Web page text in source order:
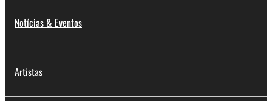
Notícias & Eventos
Artistas